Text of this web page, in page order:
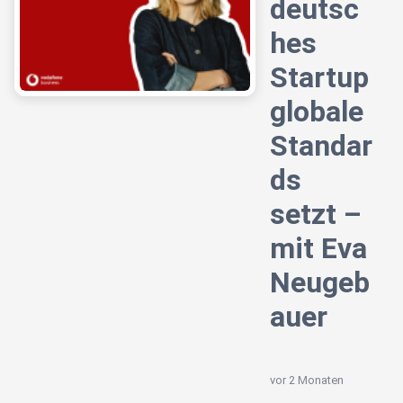
deutsc
hes
Startup
globale
Standar
ds
setzt –
mit Eva
Neugeb
auer
vor 2 Monaten